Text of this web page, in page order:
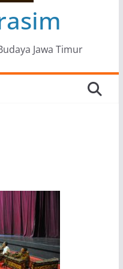
Jawa Timur